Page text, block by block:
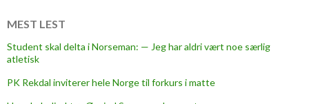
s
MEST LEST
Student skal delta i Norseman: — Jeg har aldri vært noe særlig
atletisk
PK Rekdal inviterer hele Norge til forkurs i matte